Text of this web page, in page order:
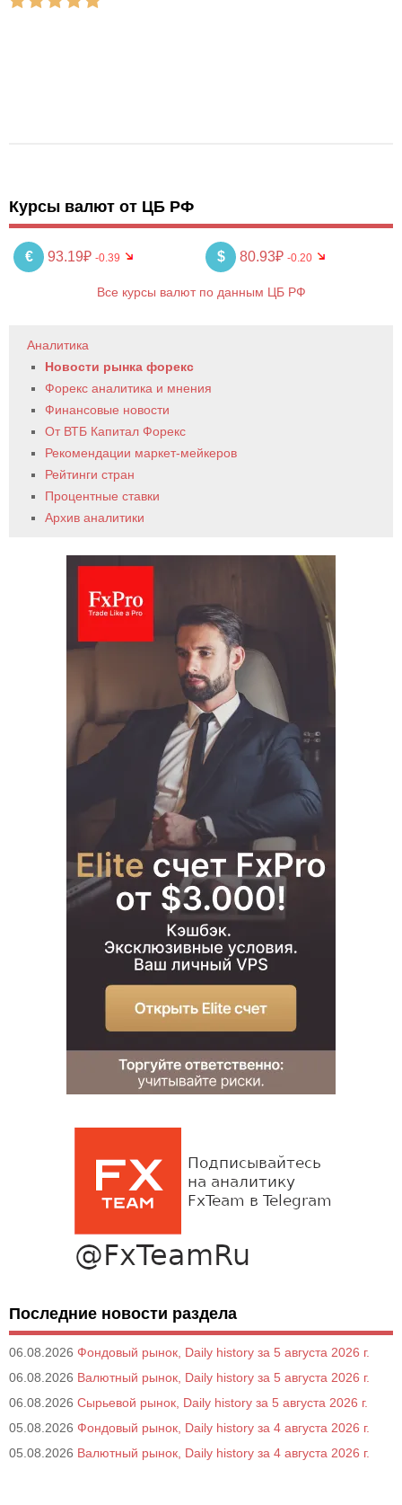
Курсы валют от ЦБ РФ
€ 93.19₽ -0.39 $ 80.93₽ -0.20
Все курсы валют по данным ЦБ РФ
Аналитика
Новости рынка форекс
Форекс аналитика и мнения
Финансовые новости
От ВТБ Капитал Форекс
Рекомендации маркет-мейкеров
Рейтинги стран
Процентные ставки
Архив аналитики
Последние новости раздела
06.08.2026 Фондовый рынок, Daily history за 5 августа 2026 г.
06.08.2026 Валютный рынок, Daily history за 5 августа 2026 г.
06.08.2026 Сырьевой рынок, Daily history за 5 августа 2026 г.
05.08.2026 Фондовый рынок, Daily history за 4 августа 2026 г.
05.08.2026 Валютный рынок, Daily history за 4 августа 2026 г.